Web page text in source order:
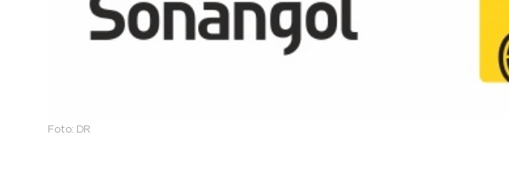
Foto: DR